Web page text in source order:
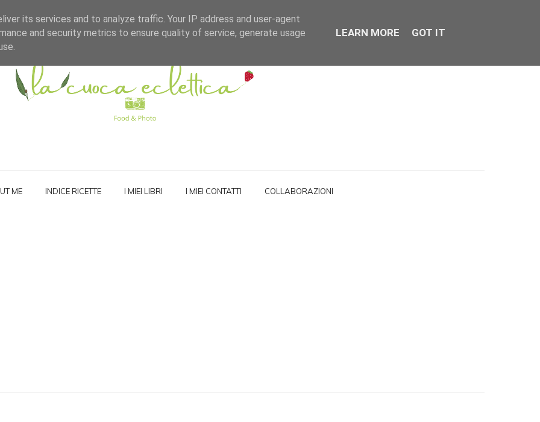
ME INDICE RICETTE I MIEI LIBRI I MIEI CONTATTI COLLABORAZIONI
its services and to analyze traffic. Your IP address and user-agent
and security metrics to ensure quality of service, generate usage
LEARN MORE GOT IT